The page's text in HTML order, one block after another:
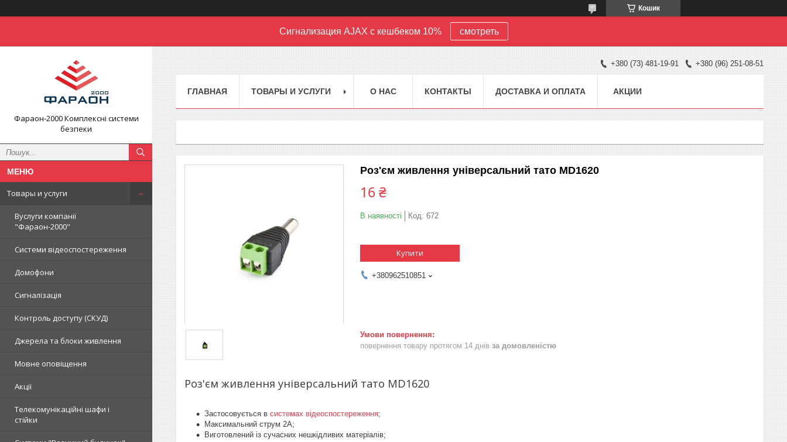
Кошик
Сигнализация AJAX с кешбеком 10% смотреть
Фараон-2000 Комплексні системи
безпеки
Товары и услуги
Вуслуги компанії
"Фараон-2000"
Системи відеоспостереження
Домофони
Сигналізація
Контроль доступу (СКУД)
Джерела та блоки живлення
Мовне оповіщення
Акції
Телекомунікаційні шафи і
стійки
+380 (73) 481-19-91 +380 (96) 251-08-51
ГЛАВНАЯ ТОВАРЫ И УСЛУГИ О НАС КОНТАКТЫ ДОСТАВКА И ОПЛАТА АКЦИИ
Роз'єм живлення універсальний тато MD1620
16 ₴
В наявності Код: 672
Купити
+380962510851
повернення товару протягом 14 днів за домовленістю
Роз'єм живлення універсальний тато MD1620
Застосовується в системах відеоспостереження;
Максимальний струм 2А;
Виготовлений із сучасних нешкідливих матеріалів;